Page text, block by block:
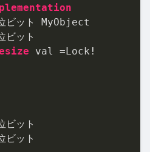
ビット MyObject
val =Lock!
ット
ット